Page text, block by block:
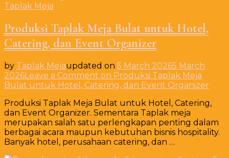
Taplak Meja
Produksi Taplak Meja Bulat untuk Hotel,
Catering, dan Event Organizer
by Taplak Mejaupdated on 5 March 20265 March
2026Leave a Comment on Produksi Taplak Meja
Bulat untuk Hotel, Catering, dan Event Organizer
Produksi Taplak Meja Bulat untuk Hotel, Catering,
dan Event Organizer. Sementara Taplak meja
merupakan salah satu perlengkapan penting dalam
berbagai acara maupun kebutuhan bisnis hospitality.
Banyak hotel, perusahaan catering, dan …